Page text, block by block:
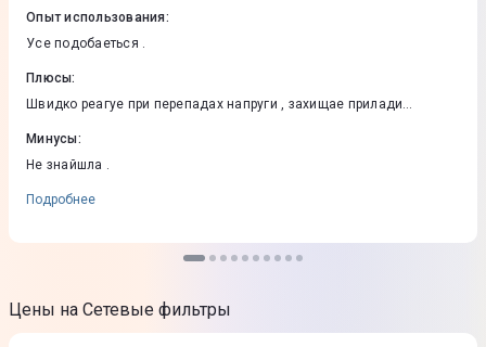
Опыт использования:
Усе подобаеться .
Плюсы:
Швидко реагуе при перепадах напруги , захищае прилади
Минусы:
Не знайшла .
Подробнее
Цены на Сетевые фильтры